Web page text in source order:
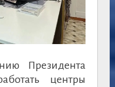
Президента
центры